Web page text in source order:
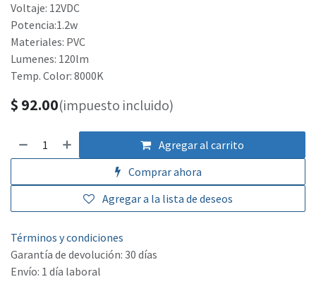
Voltaje: 12VDC
Potencia:1.2w
Materiales: PVC
Lumenes: 120lm
Temp. Color: 8000K
$ 92.00(impuesto incluido)
Agregar al carrito
Comprar ahora
Agregar a la lista de deseos
Términos y condiciones
Garantía de devolución: 30 días
Envío: 1 día laboral